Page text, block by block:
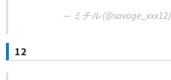
— ミチル (@savage_xxx12)
12